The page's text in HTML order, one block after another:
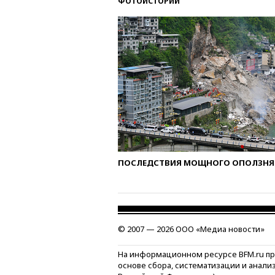
ПОСЛЕДСТВИЯ МОЩНОГО ОПОЛЗНЯ
© 2007 — 2026 ООО «Медиа новости»
На информационном ресурсе BFM.ru
основе сбора, систематизации и